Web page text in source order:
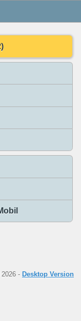
- Desktop Version